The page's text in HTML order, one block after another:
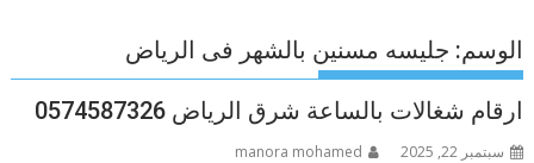
الوسم: جليسه مسنين بالشهر فى الرياض
ارقام شغالات بالساعة شرق الرياض 0574587326
سبتمبر 22, 2025 manora mohamed